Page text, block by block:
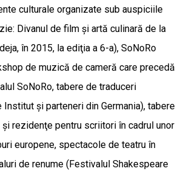
culturale organizate sub auspiciile
Divanul de film şi artă culinară de la
în 2015, la ediţia a 6-a), SoNoRo
de muzică de cameră care precedă
SoNoRo, tabere de traduceri
Institut şi parteneri din Germania), tabere
rezidenţe pentru scriitori în cadrul unor
europene, spectacole de teatru în
de renume (Festivalul Shakespeare